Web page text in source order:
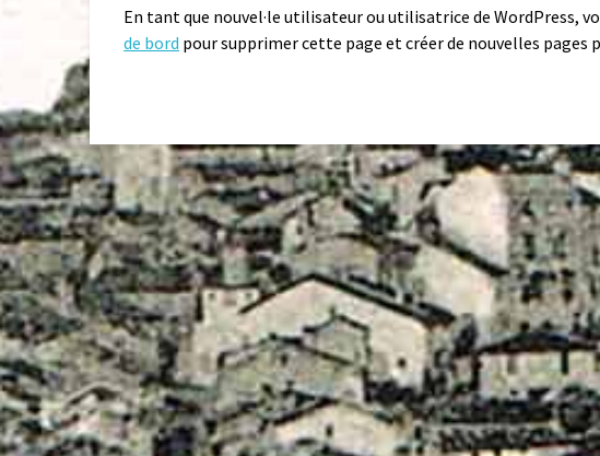
En tant que nouvel·le utilisateur ou utilisatrice de WordPress,
de bord pour supprimer cette page et créer de nouvelles pages